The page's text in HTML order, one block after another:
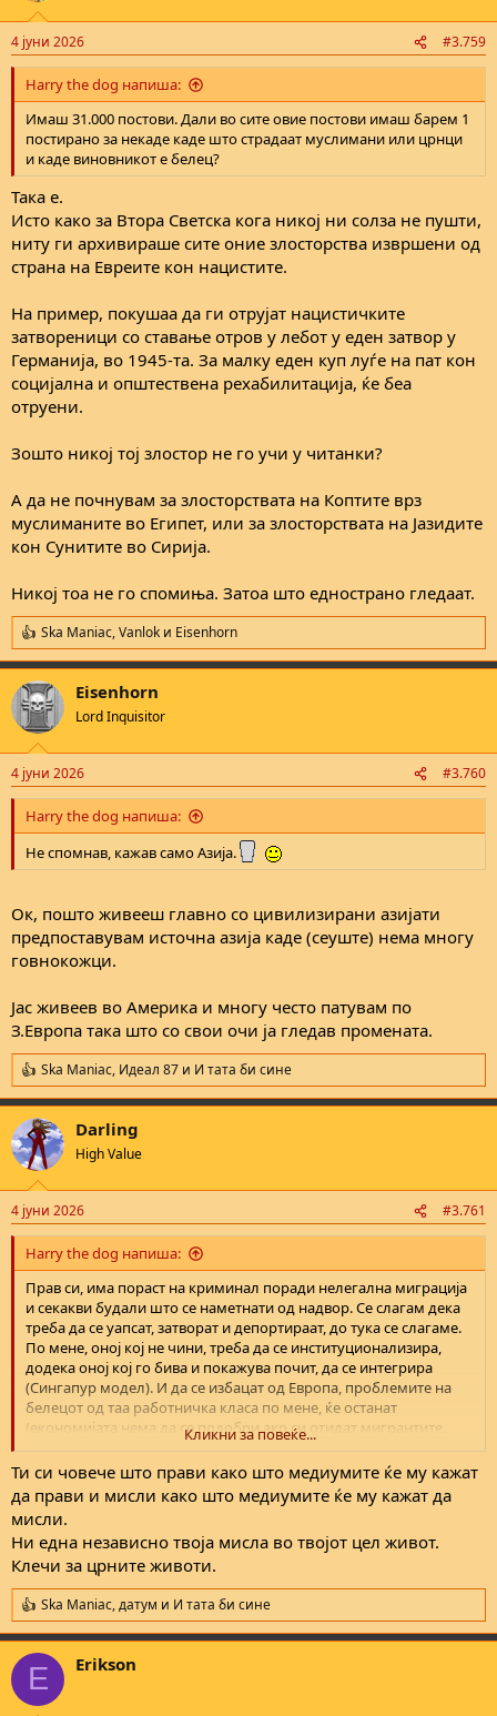
n
s
:
4 јуни 2026 #3.759
Harry the dog напиша:
Имаш 31.000 постови. Дали во сите овие постови имаш барем 1
постирано за некаде каде што страдаат муслимани или црнци
и каде виновникот е белец?
Така е.
Исто како за Втора Светска кога никој ни солза не пушти,
ниту ги архивираше сите оние злосторства извршени од
страна на Евреите кон нацистите.
На пример, покушаа да ги отрујат нацистичките
затвореници со ставање отров у лебот у еден затвор у
Германија, во 1945-та. За малку еден куп луѓе на пат кон
социјална и општествена рехабилитација, ќе беа
отруени.
Зошто никој тој злостор не го учи у читанки?
А да не почнувам за злосторствата на Коптите врз
муслиманите во Египет, или за злосторствата на Јазидите
кон Сунитите во Сирија.
Никој тоа не го спомиња. Затоа што еднострано гледаат.
R
e
a
c
t
i
n
s
:
Ska Maniac,Vanlok и Eisenhorn
Eisenhorn
Lord Inquisitor
4 јуни 2026 #3.760
Harry the dog напиша:
Не спомнав, кажав само Азија.
Ок, пошто живееш главно со цивилизирани азијати
предпоставувам источна азија каде (сеуште) нема многу
говнокожци.
Јас живеев во Америка и многу често патувам по
З.Европа така што со свои очи ја гледав промената.
R
e
a
c
t
i
n
s
:
Ska Maniac, Идеал 87 и И тата би сине
Darling
High Value
4 јуни 2026 #3.761
Harry the dog напиша:
Прав си, има пораст на криминал поради нелегална миграција
и секакви будали што се наметнати од надвор. Се слагам дека
треба да се уапсат, затворат и депортираат, до тука се слагаме.
По мене, оној кој не чини, треба да се институционализира,
додека оној кој го бива и покажува почит, да се интегрира
(Сингапур модел). И да се избацат од Европа, проблемите на
белецот од таа работничка класа по мене, ќе останат
(економијата нема да се подобри ако си отидат мигрантите,
ниту пак нешто трошоците за живот ќе се променат, фабриките
што се во Азија и Африка нема да се вратат пошто земјите во
развој се многу поевтини за бизнисот - ова е изворот на
страдањето на Европа). Има проблем со миграција, али не е
причината зошто средната класа во Европа (и други делови од
западот) стагнира и иде надоле (зошто има толкав песимизам).
Не е точно маче, умрен е поради убиство, фентанил е лажњак
муабет, извештајот убаво си кажува што е причина за смрт -
убиство:https://apnews.com/article/fact-check-george-floyd-
autopsy-new-892530421961
Кликни за повеќе...
Ти си човече што прави како што медиумите ќе му кажат
да прави и мисли како што медиумите ќе му кажат да
мисли.
Ни една независно твоја мисла во твојот цел живот.
Клечи за црните животи.
R
e
a
c
i
Ska Maniac,датум и И тата би сине
E Erikson